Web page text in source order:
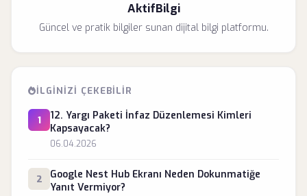
AktifBilgi
Güncel ve pratik bilgiler sunan dijital bilgi platformu.
İLGINIZI ÇEKEBILIR
1
12. Yargı Paketi İnfaz Düzenlemesi Kimleri
Kapsayacak?
06.04.2026
2
Google Nest Hub Ekranı Neden Dokunmatiğe
Yanıt Vermiyor?